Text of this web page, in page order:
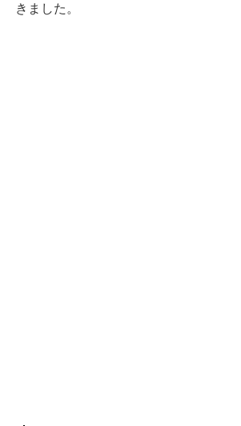
きました。